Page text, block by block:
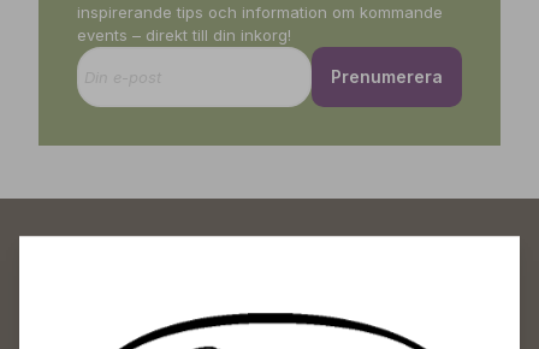
inspirerande tips och information om kommande
events – direkt till din inkorg!
Prenumerera